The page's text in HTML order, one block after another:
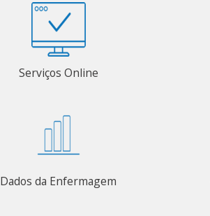
Serviços Online
Dados da Enfermagem